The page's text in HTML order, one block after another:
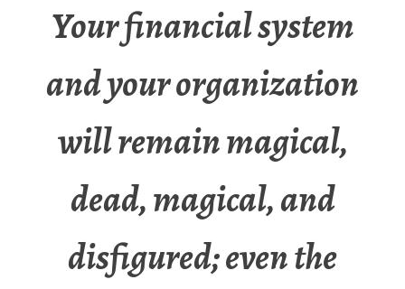
Your financial system
and your organization
will remain magical,
dead, magical, and
disfigured; even the